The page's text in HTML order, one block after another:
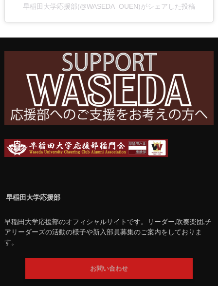
早稲田大学応援部(@WASEDA_OUEN)がシェアした投稿
早稲田大学応援部
早稲田大学応援部のオフィシャルサイトです。リーダー,吹奏楽団,チ
アリーダーズの活動の様子や新入部員募集のご案内をしておりま
す。
お問い合わせ